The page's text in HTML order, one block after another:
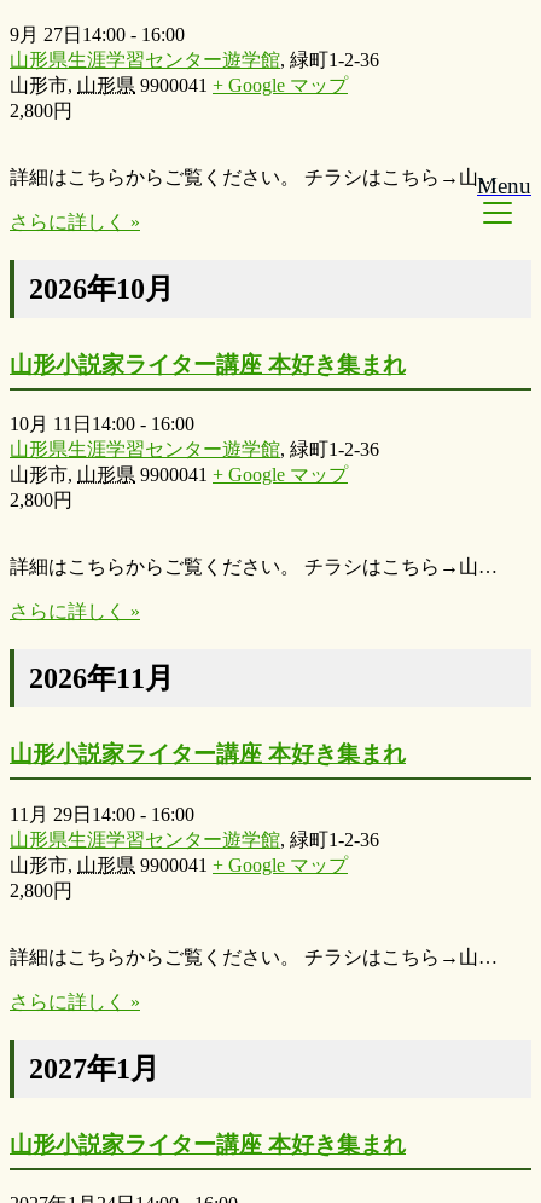
Menu
9月 27日14:00 - 16:00
山形県生涯学習センター遊学館, 緑町1-2-36
山形市, 山形県 9900041 + Google マップ
2,800円
詳細はこちらからご覧ください。 チラシはこちら→山…
さらに詳しく »
2026年10月
山形小説家ライター講座 本好き集まれ
10月 11日14:00 - 16:00
山形県生涯学習センター遊学館, 緑町1-2-36
山形市, 山形県 9900041 + Google マップ
2,800円
詳細はこちらからご覧ください。 チラシはこちら→山…
さらに詳しく »
2026年11月
山形小説家ライター講座 本好き集まれ
11月 29日14:00 - 16:00
山形県生涯学習センター遊学館, 緑町1-2-36
山形市, 山形県 9900041 + Google マップ
2,800円
詳細はこちらからご覧ください。 チラシはこちら→山…
さらに詳しく »
2027年1月
山形小説家ライター講座 本好き集まれ